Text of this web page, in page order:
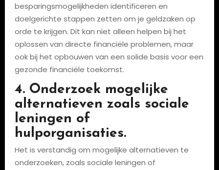
besparingsmogelijkheden identificeren en
doelgerichte stappen zetten om je geldzaken op
orde te krijgen. Dit kan niet alleen helpen bij het
oplossen van directe financiële problemen, maar
ook bij het opbouwen van een solide basis voor een
gezonde financiële toekomst.
4. Onderzoek mogelijke
alternatieven zoals sociale
leningen of
hulporganisaties.
Het is verstandig om mogelijke alternatieven te
onderzoeken, zoals sociale leningen of